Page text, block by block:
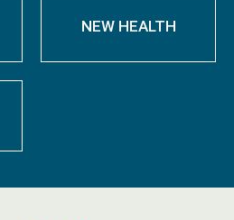
NEW HEALTH